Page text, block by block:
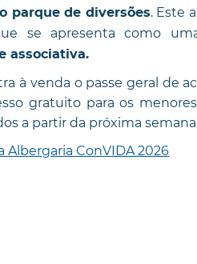
parque de diversões. Este
se apresenta como
associativa.
à venda o passe geral de
gratuito para os
a partir da próxima
Albergaria ConVIDA 2026